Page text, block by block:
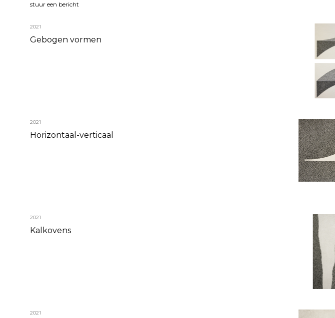
stuur een bericht
Gebogen vormen
2021
Horizontaal-verticaal
2021
Kalkovens
2021
2021